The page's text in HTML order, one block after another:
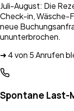
Juli-August: Die
Check-in, Wäsche-
neue
ununterbrochen.
➜ 4 von 5 Anrufen
Spontane Last-